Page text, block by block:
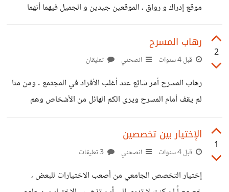
بمستواك المهني أم كسب المال؟
موقع إدراك و رواق ، الموقعين جيدين و الجميل فيهما أنهما
يقدمان كورسات مجانية في جميع المجالات و التخصصات تقريباً
مع اختبارات و شهادات معتمدة نوعاً ما . - أريد أن أعرف ما هي
تجاربكم مع التعلم الذاتي ٠ - و أيهما أفضل موقع إدراك أم رواق . -
التخصصات و المجلات . - و ما هو المطلوب
2
رهاب المسرح
قبل 4 سنوات انصحني تعليقان
رهاب المسرح أمر شائع عند أغلب الأفراد في المجتمع . ومن منا
لم يقف أمام المسرح ويرى الكم الهائل من الأشخاص وهم
ينظرون إليه ، وينتظرون منه أن يبدأ في الحديث ، وفجأة تبدأ
نبضات قلبك تزداد ويتباطئ معدل تنفسك مع الشعور بضيق في
الصدر ، تبدأ في الحديث ، فيظهر من صوتك مدة توترك وأرتباكك
ويزداد خوفك مصحوب بإحراج وأرتفاع في حرارة الجسم مع
1
الإختيار بين تخصصين
قبل 4 سنوات انصحني
إختيار التخصص الجامعي من أصعب الاختيارات للبعض ،